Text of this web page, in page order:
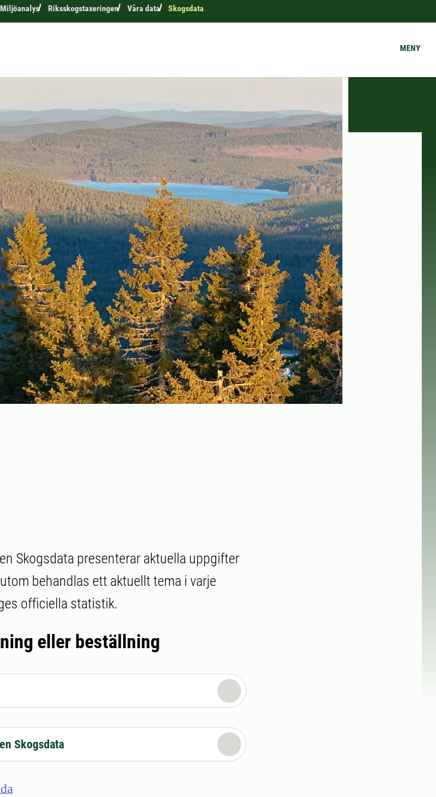
Miljöanalys Riksskogstaxeringen Våra data Skogsdata
MENY
Skogsdata presenterar aktuella uppgifter
behandlas ett aktuellt tema i varje
officiella statistik.
eller beställning
Skogsdata